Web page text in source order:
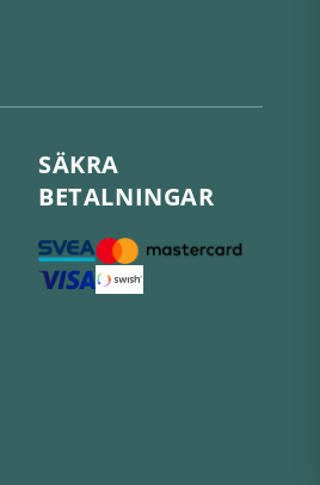
SÄKRA
BETALNINGAR